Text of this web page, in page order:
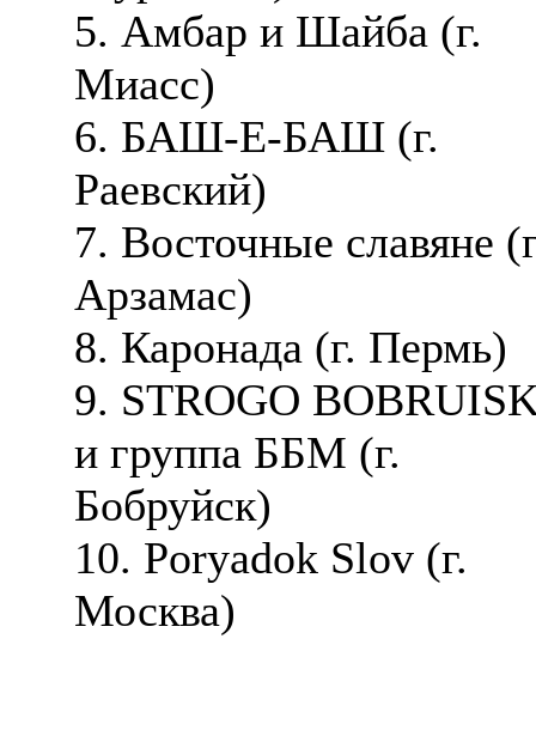
5. Амбар и Шайба (г.
Миасс)
6. БАШ-Е-БАШ (г.
Раевский)
7. Восточные славяне
Арзамас)
8. Каронада (г. Пермь)
9. STROGO
и группа ББМ (г.
Бобруйск)
10. Poryadok Slov (г.
Москва)